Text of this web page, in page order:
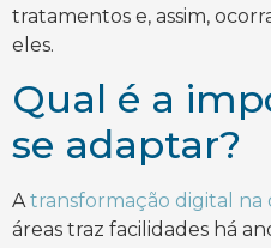
tratamentos e, assim,
eles.
Qual é a
se adaptar?
Atransformação digital na
áreas traz facilidades há